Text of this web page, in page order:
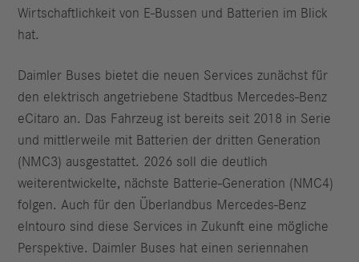
Wirtschaftlichkeit von E‑Bussen und Batterien im Blick
hat.
Daimler Buses bietet die neuen Services zunächst für
den elektrisch angetriebene Stadtbus Mercedes-Benz
eCitaro an. Das Fahrzeug ist bereits seit 2018 in Serie
und mittlerweile mit Batterien der dritten Generation
(NMC3) ausgestattet. 2026 soll die deutlich
weiterentwickelte, nächste Batterie-Generation (NMC4)
folgen. Auch für den Überlandbus Mercedes-Benz
eIntouro sind diese Services in Zukunft eine mögliche
Perspektive. Daimler Buses hat einen seriennahen